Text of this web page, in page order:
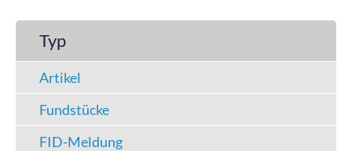
Typ
Artikel
Fundstücke
FID-Meldung